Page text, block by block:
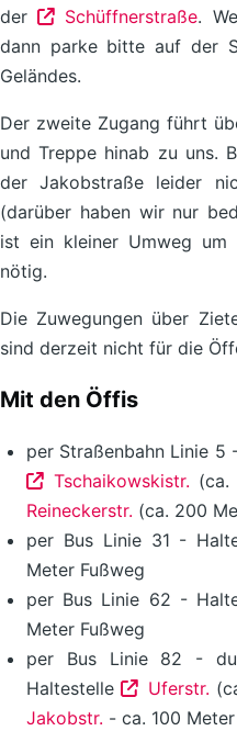
der
Schüffnerstraße.
dann parke bitte auf der
Geländes.
Der zweite Zugang führt
und Treppe hinab zu uns.
der Jakobstraße leider
(darüber haben wir nur
ist ein kleiner Umweg um
nötig.
Die Zuwegungen über
sind derzeit nicht für die
Mit den Öffis
per Straßenbahn Linie 5
Tschaikowskistr. (ca.
Reineckerstr. (ca. 200
per Bus Linie 31 -
Meter Fußweg
per Bus Linie 62 -
Meter Fußweg
per Bus Linie 82 - du
Haltestelle
Uferstr.
Jakobstr. - ca. 100